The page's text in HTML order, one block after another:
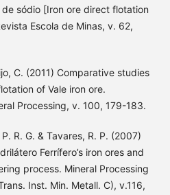
sódio [Iron ore direct flotation
Escola de Minas, v. 62,
C. (2011) Comparative studies
of Vale iron ore.
Processing, v. 100, 179-183.
R. G. & Tavares, R. P. (2007)
Ferrífero’s iron ores and
process. Mineral Processing
Inst. Min. Metall. C), v.116,